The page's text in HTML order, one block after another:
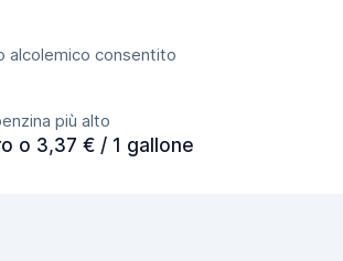
alcolemico consentito
più alto
o 3,37 € / 1 gallone